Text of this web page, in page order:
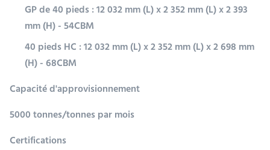
GP de 40 pieds : 12 032 mm (L) x 2 352 mm (L) x 2 393
mm (H) - 54CBM
40 pieds HC : 12 032 mm (L) x 2 352 mm (L) x 2 698 mm
(H) - 68CBM
Capacité d'approvisionnement
5000 tonnes/tonnes par mois
Certifications